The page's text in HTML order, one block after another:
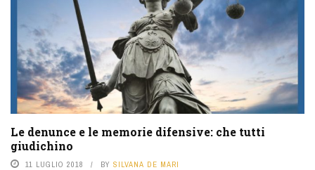
Le denunce e le memorie difensive: che tutti
giudichino
11 LUGLIO 2018 BY SILVANA DE MARI